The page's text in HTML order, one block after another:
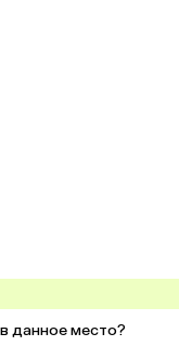
данное место?